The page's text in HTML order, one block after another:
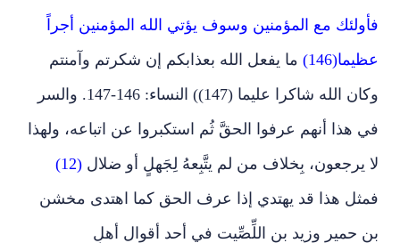
فأولئك مع المؤمنين وسوف يؤتي الله المؤمنين أجراً
عظيما(146)
ما يفعل الله بعذابكم إن شكرتم وآمنتم
وكان الله شاكرا عليما (147)) النساء: 146-147. والسر
في هذا أنهم عرفوا الحقَّ ثُم استكبروا عن اتباعه، ولهذا
لا يرجعون، بِخلاف من لم يتَّبِعهُ لِجَهلٍ أو ضلال (12)
فمثل هذا قد يهتدي إذا عرف الحق كما اهتدى مخشن
بن حمير وزيد بن اللِّصِّيت في أحد أقوال أهلِ